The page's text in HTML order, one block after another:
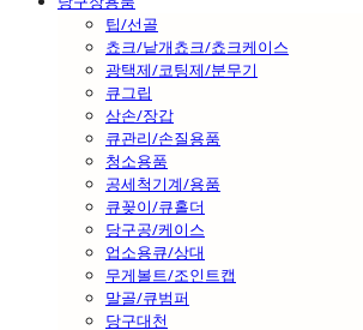
팁/선골
쵸크/낱개쵸크/쵸크케이스
광택제/코팅제/분무기
큐그립
삼손/장갑
큐관리/손질용품
청소용품
공세척기계/용품
큐꽂이/큐홀더
당구공/케이스
업소용큐/상대
무게볼트/조인트캡
말골/큐범퍼
당구대천